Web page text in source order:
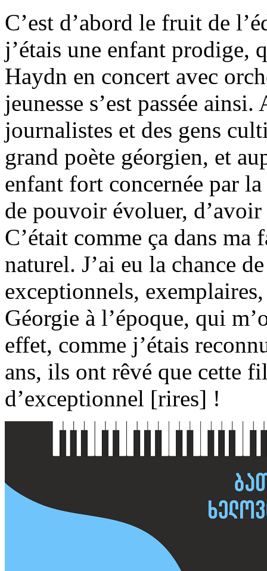
C’est d’abord le fruit de
j’étais une enfant prodige,
Haydn en concert avec
jeunesse s’est passée
journalistes et des gens
grand poète géorgien, et
enfant fort concernée par
de pouvoir évoluer,
C’était comme ça dans
naturel. J’ai eu la chance
exceptionnels,
Géorgie à l’époque, qui
effet, comme j’étais
ans, ils ont rêvé que cette
d’exceptionnel [rires] !